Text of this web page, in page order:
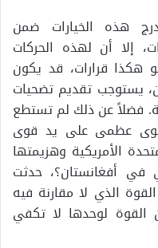
هذه الخيارات ضمن
إلا أن لهذه الحركات
هكذا قرارات، قد يكون
يستوجب تقديم تضحيات
فضلاً عن ذلك لم تستطع
قوى عظمى على يد قوى
الأمريكية وهزيمتها
في أفغانستان؟، حدثت
الذي لا مقارنة فيه
القوة لوحدها لا تكفي